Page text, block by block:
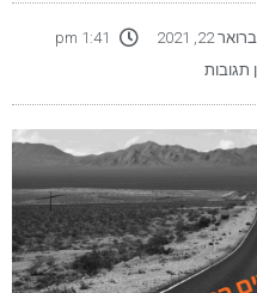
22, 2021
1:41 pm
תגובות